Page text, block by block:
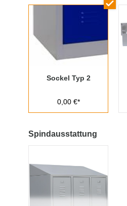
Sockel Typ 2
0,00 €*
Spindausstattung